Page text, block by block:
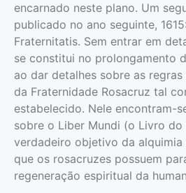
encarnado neste plano. Um
publicado no ano seguinte,
Fraternitatis. Sem entrar em
se constitui no prolongamento
ao dar detalhes sobre as
da Fraternidade Rosacruz tal
estabelecido. Nele encontram-
sobre o Liber Mundi (o Livro do
verdadeiro objetivo da alquimia
que os rosacruzes possuem
regeneração espiritual da